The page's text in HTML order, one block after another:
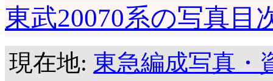
東武20070系の写真目
現在地: 東急編成写真・